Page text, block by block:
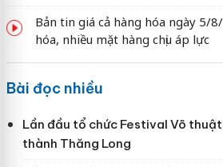
Bản tin giá cả hàng hóa ngày 5/
hóa, nhiều mặt hàng chịu áp lực
Bài đọc nhiều
Lần đầu tổ chức Festival Võ
thành Thăng Long